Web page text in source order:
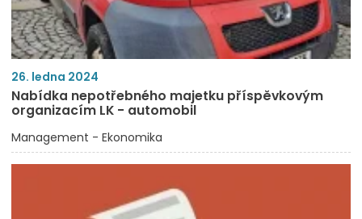
26. ledna 2024
Nabídka nepotřebného majetku příspěvkovým
organizacím LK - automobil
Management - Ekonomika